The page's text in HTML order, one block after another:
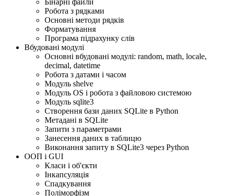
Бінарні файли
Робота з рядками
Основні методи рядків
Форматування
Програма підрахунку слів
Вбудовані модулі
Основні вбудовані модулі: random, math, locale,
decimal, datetime
Робота з датами і часом
Модуль shelve
Модуль OS і робота з файловою системою
Модуль sqlite3
Створення бази даних SQLite в Python
Метадані в SQLite
Запити з параметрами
Занесення даних в таблицю
Виконання запиту в SQLite3 через Python
ООП і GUI
Класи і об'єкти
Інкапсуляція
Спадкування
Поліморфізм